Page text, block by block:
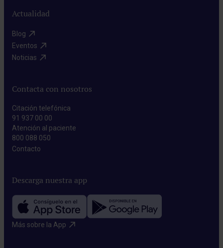
Actualidad
Blog​
Eventos​
Noticias​
Contacta con nosotros
Citación telefónica
91 937 00 00
Atención al paciente
800 088 050
Contacto​
Descarga nuestra app
Más sobre la App​